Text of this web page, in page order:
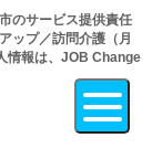
のサービス提供責任
ップ／訪問介護（月
情報は、JOB Change